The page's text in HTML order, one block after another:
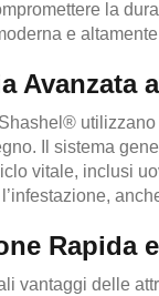
la
e
Avanzata
Il sistema
vitale, inclusi
Rapida
vantaggi delle